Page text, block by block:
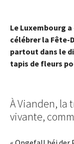
Le Luxembourg
célébrer la Fête-
partout dans le
tapis de fleurs
À Vianden,
vivante,